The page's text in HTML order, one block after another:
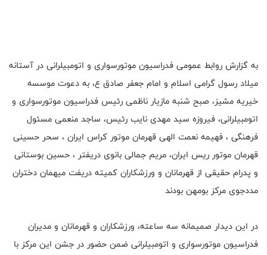
به گزارش روابط عمومی فدراسیون موتورسواری و اتومبیلرانی در آستانه
میلاد رسول گرامی اسلام و امام جعفر صادق ع، به دعوت موسسه
خیریه مشیز، صبح شنبه مازیار ناظمی رئیس فدراسیون موتورسواری و
اتومبیلرانی، فیروزه سید مهدی نایب رئیس، ساجد منعمی مسئول
فرهنگی ، فهیمه نعمت الهی قهرمان موتور کراس ایران ، سحر حسینی
قهرمان موتور ریس ایران، مریم جمالی بانوی دریفتر ، حسین بوستانی
و پدرام حقیقی از قهرمانان و ورزشکاران کمیته دریفت میهمان دختران
مددجوی مرکز بومهن بودند
در این دیدار صمیمانه سه ساعته، ورزشکاران و قهرمانان و مدیران
فدراسیون موتورسواری و اتومبیلرانی ضمن حضور در جشن این مرکز با